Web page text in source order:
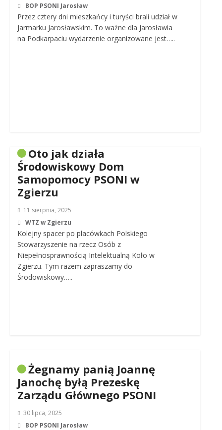
BOP PSONI Jarosław
Przez cztery dni mieszkańcy i turyści brali udział w
Jarmarku Jarosławskim. To ważne dla Jarosławia
na Podkarpaciu wydarzenie organizowane jest…..
Oto jak działa
Środowiskowy Dom
Samopomocy PSONI w
Zgierzu
11 sierpnia, 2025
WTZ w Zgierzu
Kolejny spacer po placówkach Polskiego
Stowarzyszenie na rzecz Osób z
Niepełnosprawnością Intelektualną Koło w
Zgierzu. Tym razem zapraszamy do
Środowiskowy…..
Żegnamy panią Joannę
Janochę byłą Prezeskę
Zarządu Głównego PSONI
30 lipca, 2025
BOP PSONI Jarosław